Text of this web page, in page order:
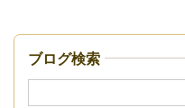
ブログ検索